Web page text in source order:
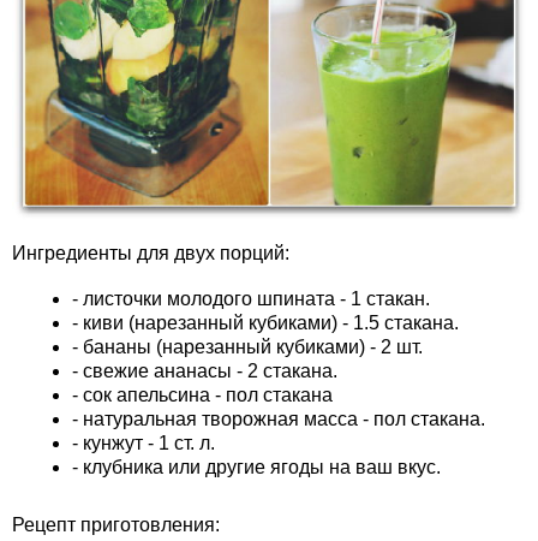
Ингредиенты для двух порций:
- листочки молодого шпината - 1 стакан.
- киви (нарезанный кубиками) - 1.5 стакана.
- бананы (нарезанный кубиками) - 2 шт.
- свежие ананасы - 2 стакана.
- сок апельсина - пол стакана
- натуральная творожная масса - пол стакана.
- кунжут - 1 ст. л.
- клубника или другие ягоды на ваш вкус.
Рецепт приготовления: